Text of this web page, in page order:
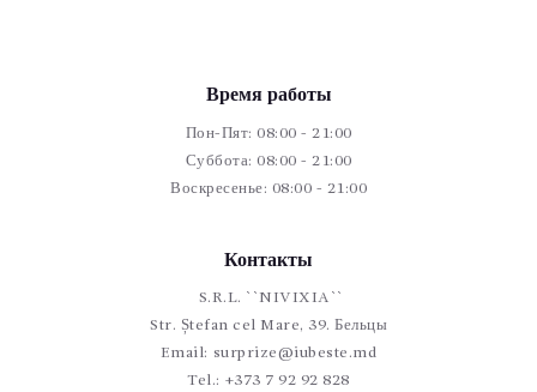
Время работы
Пон-Пят: 08:00 - 21:00
Суббота: 08:00 - 21:00
Воскресенье: 08:00 - 21:00
Контакты
S.R.L. ``NIVIXIA``
Str. Ștefan cel Mare, 39. Бельцы
Email: surprize@iubeste.md
Tel.: +373 7 92 92 828